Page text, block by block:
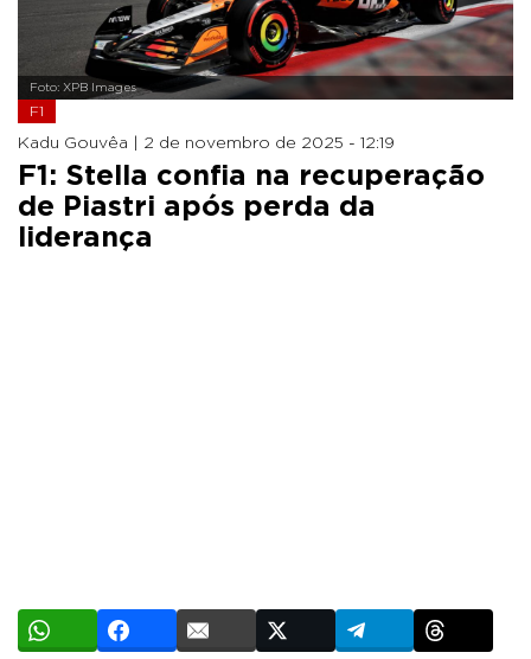
Foto: XPB Images
F1
Kadu Gouvêa | 2 de novembro de 2025 - 12:19
F1: Stella confia na recuperação
de Piastri após perda da
liderança